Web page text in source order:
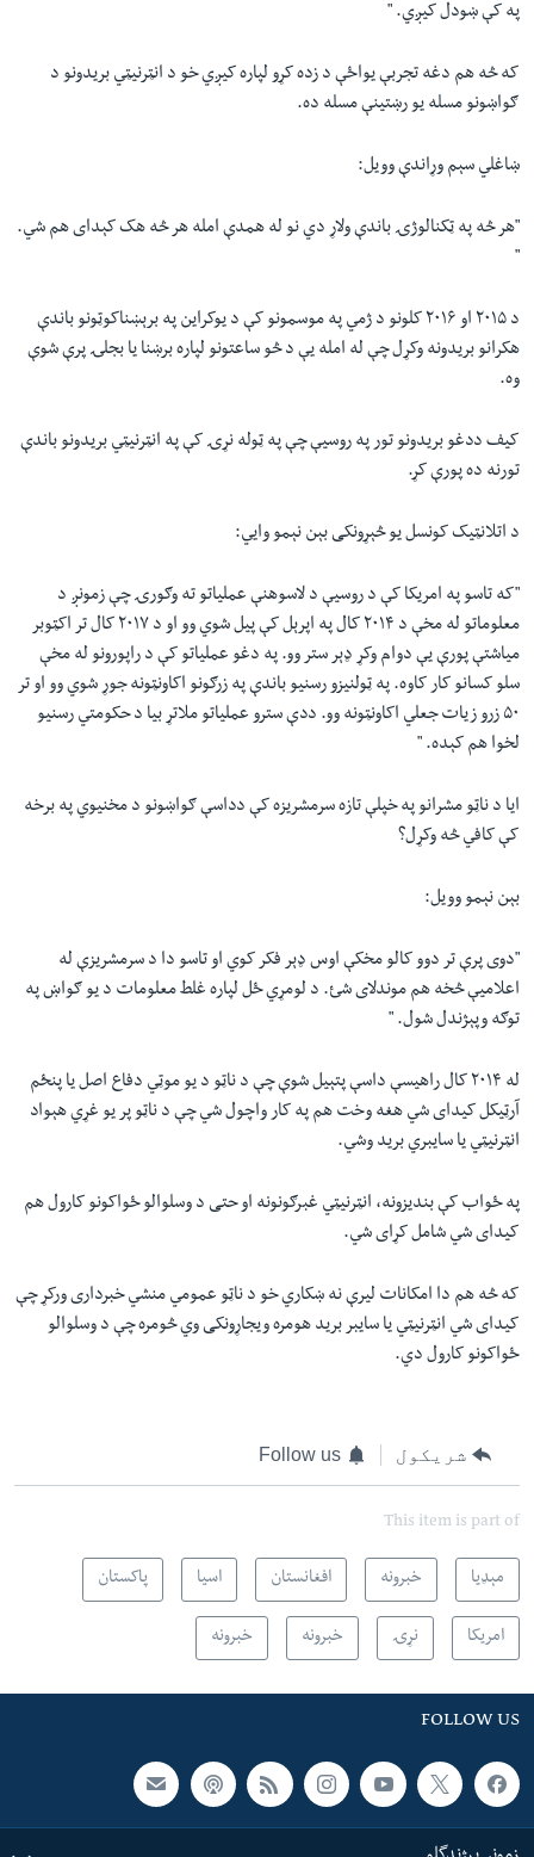
په کې ښودل کیږي. "
که څه هم دغه تجربې یواځې د زده کړو لپاره کیږي خو د انټرنیټي بریدونو د
ګواښونو مسله یو رښتینې مسله ده.
ښاغلي سېم وړاندې وویل:
"هر څه په ټکنالوژۍ باندې ولاړ دي نو له همدې امله هر څه هک کېدای هم شي.
"
د ۲۰۱۵ او ۲۰۱۶ کلونو د ژمي په موسمونو کې د یوکراین په برېښناکوټونو باندې
هکرانو بریدونه وکړل چې له امله یې د څو ساعتونو لپاره برښنا یا بجلۍ پرې شوې
وه.
کیف ددغو بریدونو تور په روسیې چې په ټوله نړۍ کې په انټرنیټي بریدونو باندې
تورنه ده پورې کړ.
د اتلانټیک کونسل یو څېړونکی بېن نېمو وايي:
"که تاسو په امریکا کې د روسیې د لاسوهنې عملیاتو ته وګورۍ چې زمونږ د
معلوماتو له مخې د ۲۰۱۴ کال په اپرېل کې پیل شوي وو او د ۲۰۱۷ کال تر اکټوبر
میاشتې پورې یې دوام وکړ ډېر ستر وو. په دغو عملیاتو کې د راپورونو له مخې
سلو کسانو کار کاوه. په ټولنیزو رسنیو باندې په زرګونو اکاونټونه جوړ شوي وو او تر
۵۰ زرو زیات جعلي اکاونټونه وو. ددې سترو عملیاتو ملاتړ بیا د حکومتي رسنیو
لخوا هم کېده. "
ایا د ناټو مشرانو په خپلې تازه سرمشریزه کې دداسې ګواښونو د مخنیوي په برخه
کې کافي څه وکړل؟
بېن نېمو وویل:
"دوی پرې تر دوو کالو مخکې اوس ډېر فکر کوي او تاسو دا د سرمشریزې له
اعلامیې څخه هم موندلای شئ. د لومړي ځل لپاره غلط معلومات د یو ګواښ په
توګه وپېژندل شول. "
له ۲۰۱۴ کال راهیسې داسې پتېیل شوې چې د ناټو د یو موټي دفاع اصل یا پنځم
آرټیکل کیدای شي هغه وخت هم په کار واچول شي چې د ناټو پر یو غړي هېواد
انټرنیټي یا سایبري برید وشي.
په ځواب کې بندیزونه، انټرنیټي غبرګونونه او حتی د وسلوالو ځواکونو کارول هم
کیدای شي شامل کړای شي.
که څه هم دا امکانات لیرې نه ښکاري خو د ناټو عمومي منشي خبرداری ورکړ چې
کیدای شي انټرنیټي یا سایبر برید هومره ویجاړونکی وي څومره چې د وسلوالو
ځواکونو کارول دي.
شریکول Follow us
This item is part of
مېډیا خبرونه افغانستان اسیا پاکستان
امریکا نړۍ خبرونه خبرونه
FOLLOW US